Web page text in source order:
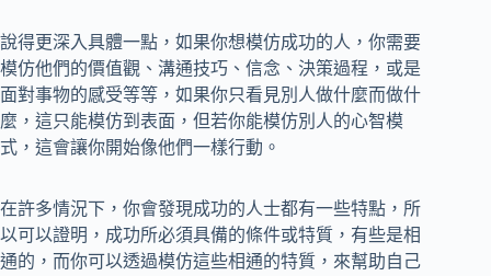
說得更深入具體一點，如果你想模仿成功的人，你需要
模仿他們的價值觀、溝通技巧、信念、決策過程，或是
面對事物的感受等等，如果你只看見別人做什麼而做什
麼，這只能模仿到表面，但若你能模仿別人的心智模
式，這會讓你開始像他們一樣行動。
在許多情況下，你會發現成功的人士都有一些特點，所
以可以證明，成功所必須具備的條件或特質，有些是相
通的，而你可以透過模仿這些相通的特質，來幫助自己